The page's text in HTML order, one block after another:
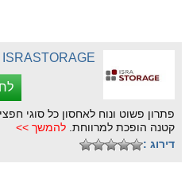
ISRASTORAGE ישראסטורג'
פתרון פשוט ונוח לאחסון כל סוגי
קטנה הופכת למרווחת. להמשך >>
דירוג :